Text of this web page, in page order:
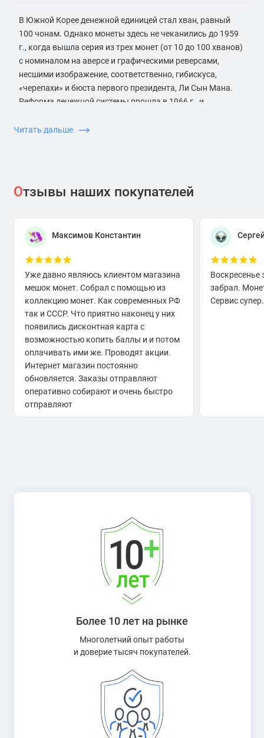
В Южной Корее денежной единицей стал хван, равный
100 чонам. Однако монеты здесь не чеканились до 1959
г., когда вышла серия из трех монет (от 10 до 100 хванов)
с номиналом на аверсе и графическими реверсами,
несшими изображение, соответственно, гибискуса,
«черепахи» и бюста первого президента, Ли Сын Мана.
Реформа денежной системы прошла в 1966 г., и
занимают графические изображения, а реверс —
относительно стабильными; единственным крупным
Читать дальше
Отзывы наших покупателей
Максимов Константин
Уже давно являюсь клиентом магазина
мешок монет. Собрал с помощью из
коллекцию монет. Как современных РФ
так и СССР. Что приятно наконец у них
появились дисконтная карта с
возможностью копить баллы и и потом
оплачивать ими же. Проводят акции.
Интернет магазин постоянно
обновляется. Заказы отправляют
оперативно собирают и очень быстро
отправляют
Воскресенье
забрал.
Сервис
Более 10 лет на рынке
Многолетний опыт работы
и доверие тысяч покупателей.